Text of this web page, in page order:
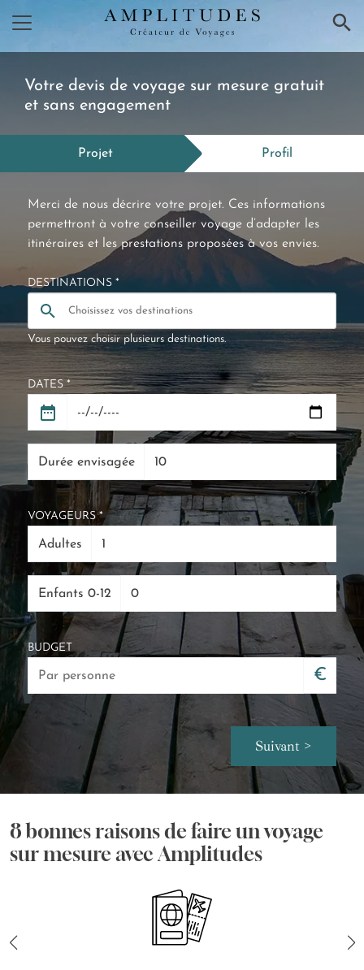
×
Votre devis de voyage sur mesure gratuit
et sans engagement
Projet Profil
Merci de nous décrire votre projet. Ces informations
permettront à votre conseiller voyage d’adapter les
itinéraires et les prestations proposées à vos envies.
DESTINATIONS *
Vous pouvez choisir plusieurs destinations.
DATES *
Durée envisagée
VOYAGEURS *
Adultes
Enfants 0-12
BUDGET
€
Suivant >
8 bonnes raisons de faire un voyage
sur mesure avec Amplitudes